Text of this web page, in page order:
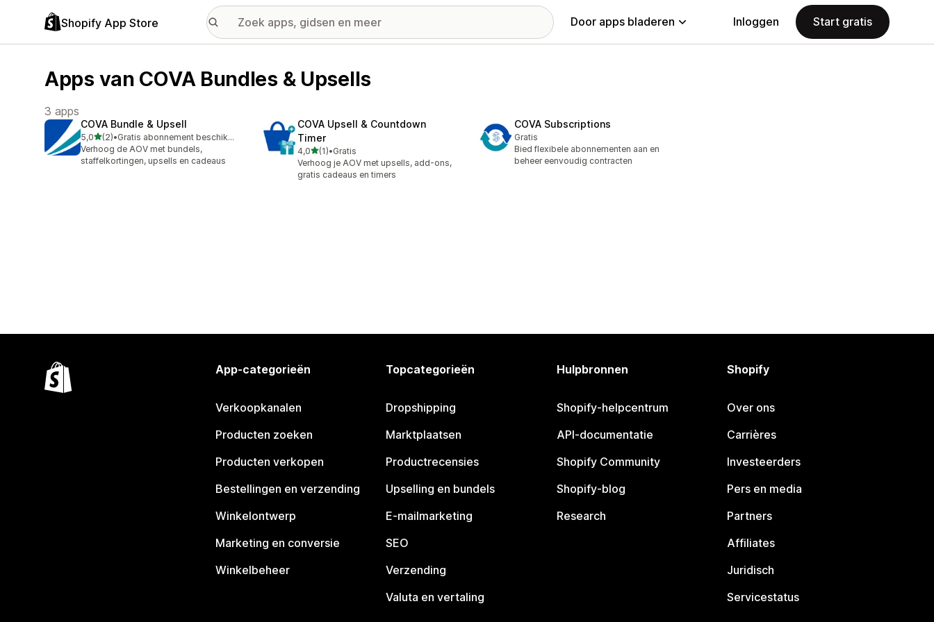
Shopify App Store Door apps bladeren Inloggen Start gratis
Apps van COVA Bundles & Upsells
3 apps
COVA Bundle & Upsell
5,0van 5 sterren
(2)
2 recensies in totaal
•
Gratis abonnement beschikbaar
Verhoog de AOV met bundels,
staffelkortingen, upsells en cadeaus
COVA Upsell & Countdown
Timer
4,0van 5 sterren
(1)
1 recensies in totaal
•Gratis
Verhoog je AOV met upsells, add-ons,
gratis cadeaus en timers
COVA Subscriptions
Gratis
Bied flexibele abonnementen aan en
beheer eenvoudig contracten
App-categorieën
Verkoopkanalen
Producten zoeken
Producten verkopen
Bestellingen en verzending
Winkelontwerp
Marketing en conversie
Winkelbeheer
Topcategorieën
Dropshipping
Marktplaatsen
Productrecensies
Upselling en bundels
E-mailmarketing
SEO
Verzending
Valuta en vertaling
Hulpbronnen
Shopify-helpcentrum
API-documentatie
Shopify Community
Shopify-blog
Research
Shopify
Over ons
Carrières
Investeerders
Pers en media
Partners
Affiliates
Juridisch
Servicestatus